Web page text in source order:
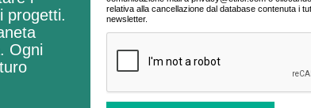
progetti.
Ogni
relativa alla cancellazione dal database contenuta i
newsletter.